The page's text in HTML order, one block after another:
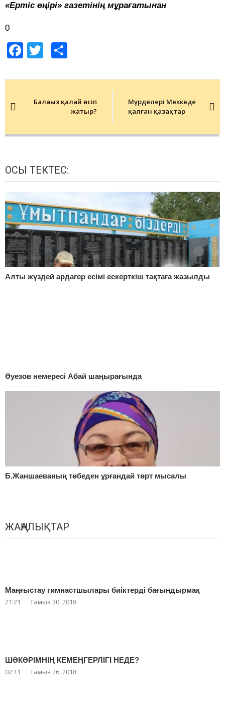
«Ертіс өңірі» газетінің мұрағатынан
0
Facebook
Twitter
navigationБалаңыз қалай өсіп
жатыр?
Мүрделері Меккеде
қалған қазақтар
ОСЫ ТЕКТЕС:
Алты жүздей ардагер есімі ескерткіш тақтаға жазылды
Әуезов немересі Абай шаңырағында
Б.Жаншаеваның төбеден ұрғандай төрт мысалы
ЖАҢАЛЫҚТАР
Маңғыстау гимнастшылары биіктерді бағындырмақ
21:21 Тамыз 30, 2018
ШӘКӘРІМНІҢ КЕМЕҢГЕРЛІГІ НЕДЕ?
02:11 Тамыз 26, 2018